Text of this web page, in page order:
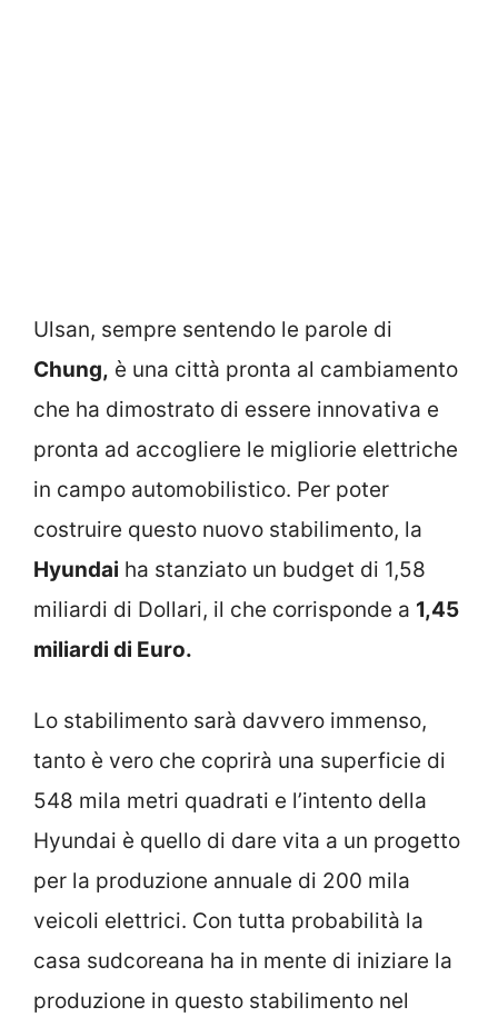
Ulsan, sempre sentendo le parole di
Chung, è una città pronta al cambiamento
che ha dimostrato di essere innovativa e
pronta ad accogliere le migliorie elettriche
in campo automobilistico. Per poter
costruire questo nuovo stabilimento, la
Hyundai ha stanziato un budget di 1,58
miliardi di Dollari, il che corrisponde a 1,45
miliardi di Euro.
Lo stabilimento sarà davvero immenso,
tanto è vero che coprirà una superficie di
548 mila metri quadrati e l’intento della
Hyundai è quello di dare vita a un progetto
per la produzione annuale di 200 mila
veicoli elettrici. Con tutta probabilità la
casa sudcoreana ha in mente di iniziare la
produzione in questo stabilimento nel